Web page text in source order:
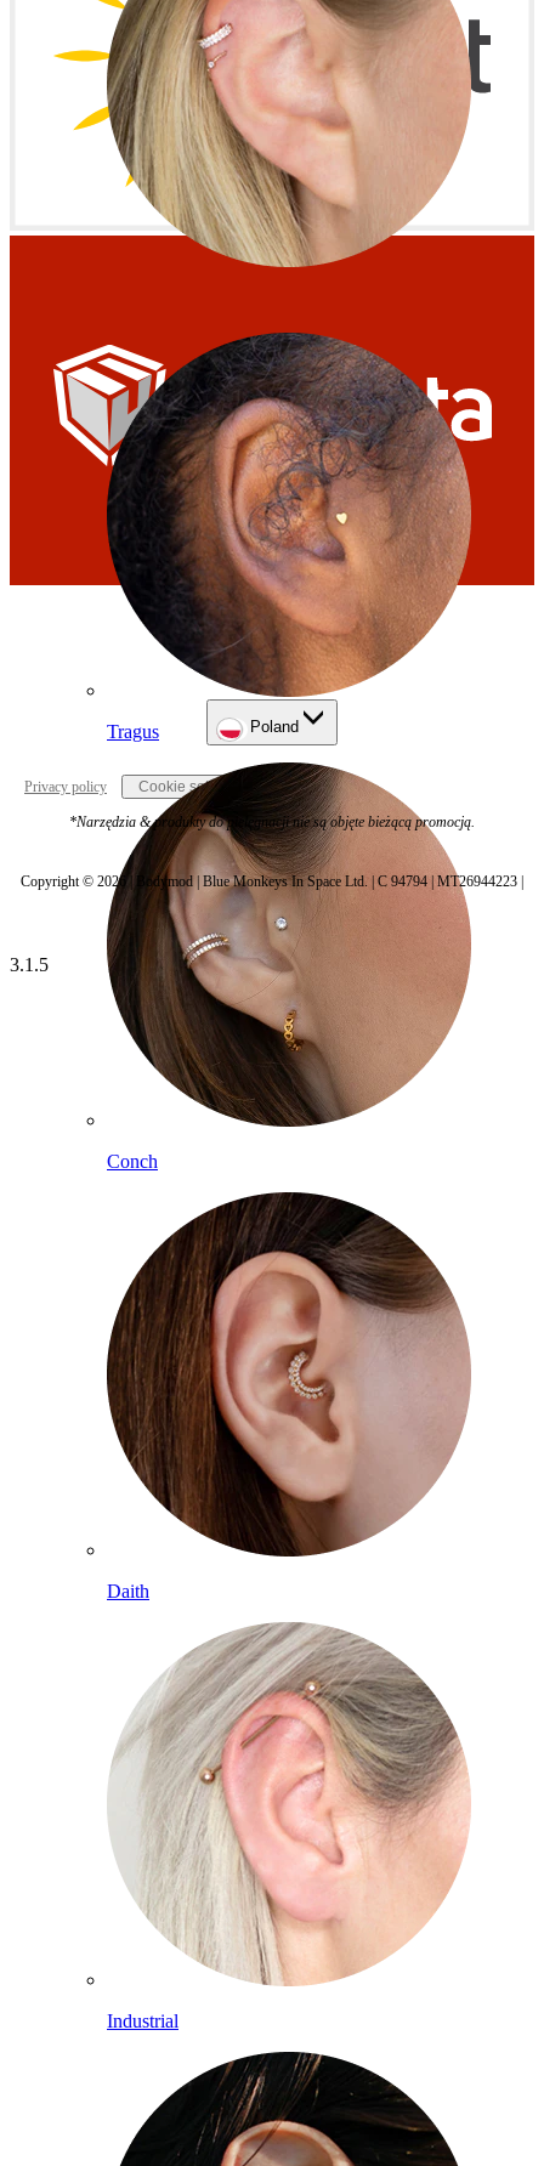
Tragus
Conch
Daith
Industrial
Poland
Privacy policy Cookie settings
*Narzędzia & produkty do pielęgnacji nie są objęte bieżącą promocją.
Copyright © 2026 | Bodymod | Blue Monkeys In Space Ltd. | C 94794 | MT26944223 |
3.1.5